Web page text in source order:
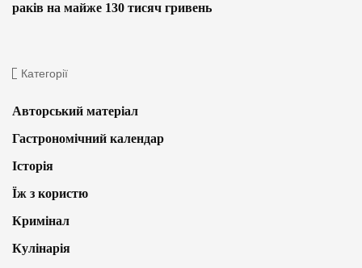
раків на майже 130 тисяч гривень
Категорії
Авторський матеріал
Гастрономічний календар
Історія
Їж з користю
Кримінал
Кулінарія